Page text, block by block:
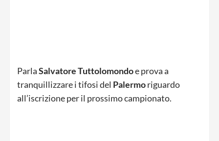
ParlaSalvatoreTuttolomondoe prova a
tranquillizzare i tifosi del Palermoriguardo
all’iscrizione per il prossimo campionato.